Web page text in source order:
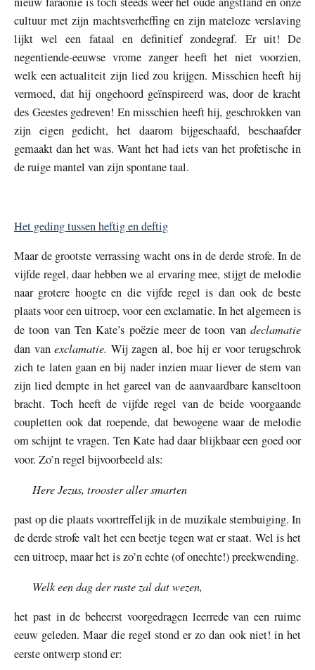
cultuur met zijn machtsverheffing en zijn mateloze verslaving
lijkt wel een fataal en definitief zondegraf. Er uit! De
negentiende-eeuwse vrome zanger heeft het niet voorzien,
welk een actualiteit zijn lied zou krijgen. Misschien heeft hij
vermoed, dat hij ongehoord geïnspireerd was, door de kracht
des Geestes gedreven! En misschien heeft hij, geschrokken van
zijn eigen gedicht, het daarom bijgeschaafd, beschaafder
gemaakt dan het was. Want het had iets van het profetische in
de ruige mantel van zijn spontane taal.
Het geding tussen heftig en deftig
Maar de grootste verrassing wacht ons in de derde strofe. In de
vijfde regel, daar hebben we al ervaring mee, stijgt de melodie
naar grotere hoogte en die vijfde regel is dan ook de beste
plaats voor een uitroep, voor een exclamatie. In het algemeen is
de toon van Ten Kate’s poëzie meer de toon van declamatie
dan van exclamatie. Wij zagen al, boe hij er voor terugschrok
zich te laten gaan en bij nader inzien maar liever de stem van
zijn lied dempte in het gareel van de aanvaardbare kanseltoon
bracht. Toch heeft de vijfde regel van de beide voorgaande
coupletten ook dat roepende, dat bewogene waar de melodie
om schijnt te vragen. Ten Kate had daar blijkbaar een goed oor
voor. Zo’n regel bijvoorbeeld als:
Here Jezus, trooster aller smarten
past op die plaats voortreffelijk in de muzikale stembuiging. In
de derde strofe valt het een beetje tegen wat er staat. Wel is het
een uitroep, maar het is zo’n echte (of onechte!) preekwending.
Welk een dag der ruste zal dat wezen,
het past in de beheerst voorgedragen leerrede van een ruime
eeuw geleden. Maar die regel stond er zo dan ook niet! in het
eerste ontwerp stond er: